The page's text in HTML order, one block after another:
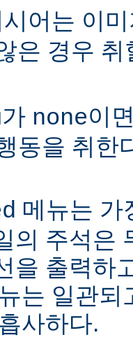
시어는 이
은 경우
none이
동을 취한
메뉴는 가
의 주석은
을 출력하
는 일관
사하다.